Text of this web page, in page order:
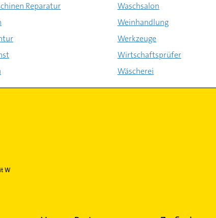
Reparatur
Waschsalon
Weinhandlung
Werkzeuge
Wirtschaftsprüfer
Wäscherei
W